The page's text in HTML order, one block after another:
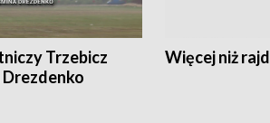
Trzebicz
Drezdenko
Więcej niż rajd